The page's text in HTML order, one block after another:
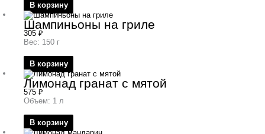
В корзину
Шампиньоны на гриле
305 ₽
Вес: 150 г
В корзину
Лимонад гранат с мятой
575 ₽
Объем: 1 л
В корзину